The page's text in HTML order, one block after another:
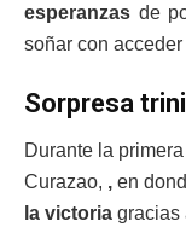
esperanzas de
soñar con acceder
Sorpresa
Durante la
Curazao, , en
la victoria gracias